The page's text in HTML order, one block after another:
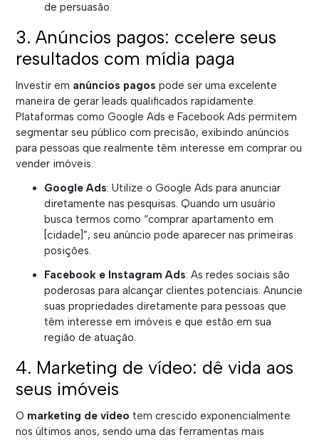
de persuasão.
3. Anúncios pagos: ccelere seus
resultados com mídia paga
Investir em anúncios pagos pode ser uma excelente
maneira de gerar leads qualificados rapidamente.
Plataformas como Google Ads e Facebook Ads permitem
segmentar seu público com precisão, exibindo anúncios
para pessoas que realmente têm interesse em comprar ou
vender imóveis.
Google Ads: Utilize o Google Ads para anunciar
diretamente nas pesquisas. Quando um usuário
busca termos como “comprar apartamento em
[cidade]”, seu anúncio pode aparecer nas primeiras
posições.
Facebook e Instagram Ads: As redes sociais são
poderosas para alcançar clientes potenciais. Anuncie
suas propriedades diretamente para pessoas que
têm interesse em imóveis e que estão em sua
região de atuação.
4. Marketing de vídeo: dê vida aos
seus imóveis
O marketing de vídeo tem crescido exponencialmente
nos últimos anos, sendo uma das ferramentas mais